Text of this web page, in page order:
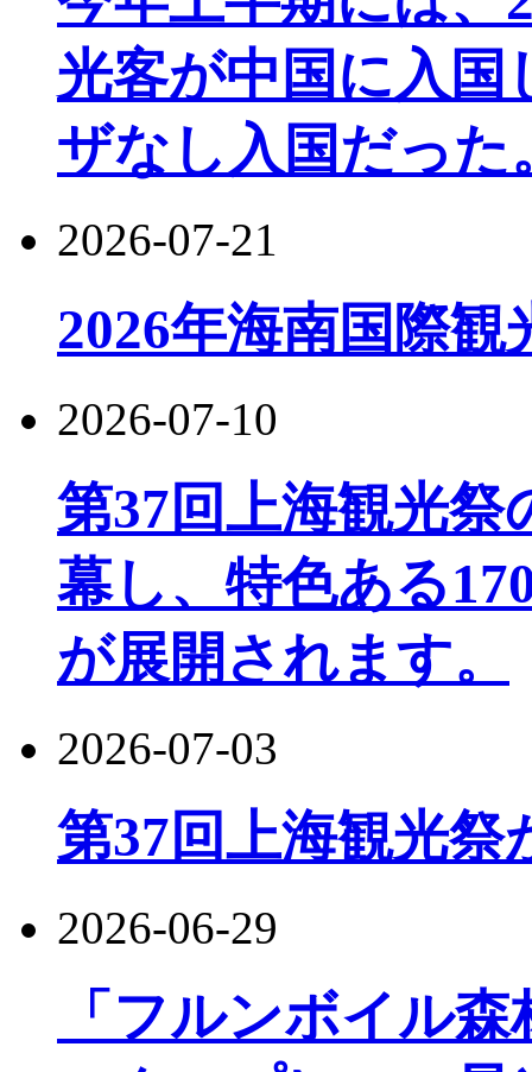
光客が中国に入国
ザなし入国だった
2026-07-21
2026年海南国際
2026-07-10
第37回上海観光
幕し、特色ある
が展開されます。
2026-07-03
第37回上海観光祭
2026-06-29
「フルンボイル